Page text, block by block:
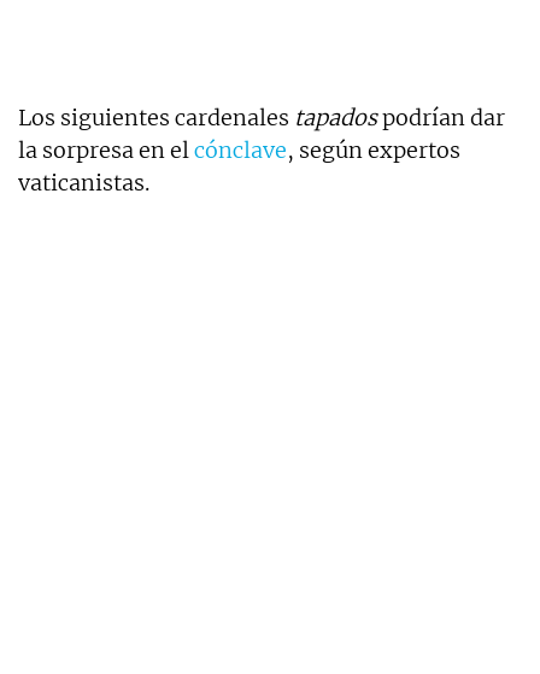
Los siguientes cardenales tapadospodrían dar
la sorpresa en elcónclave, según expertos
vaticanistas.